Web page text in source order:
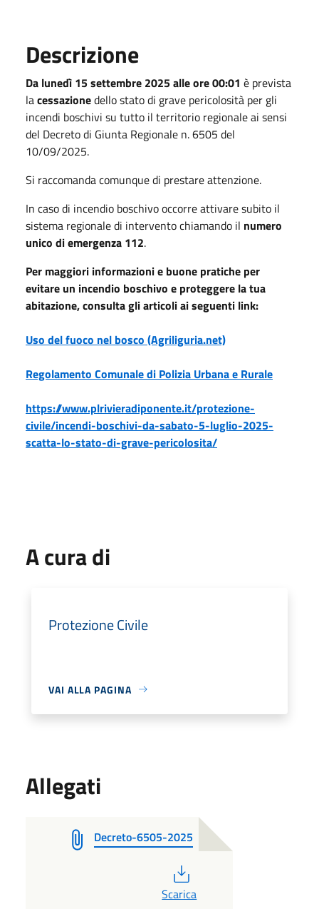
Descrizione
Da lunedì 15 settembre 2025 alle ore 00:01 è prevista
lacessazionedello stato di grave pericolosità per gli
incendi boschivi su tutto il territorio regionale ai sensi
del Decreto di Giunta Regionale n. 6505 del
10/09/2025.
Si raccomanda comunque di prestare attenzione.
In caso di incendio boschivo occorre attivare subito il
sistema regionale di intervento chiamando il numero
unico di emergenza 112.
Per maggiori informazioni e buone pratiche per
evitare un incendio boschivo e proteggere la tua
abitazione, consulta gli articoli ai seguenti link:
Uso del fuoco nel bosco (Agriliguria.net)
Regolamento Comunale di Polizia Urbana e Rurale
https://www.plrivieradiponente.it/protezione-
civile/incendi-boschivi-da-sabato-5-luglio-2025-
scatta-lo-stato-di-grave-pericolosita/
A cura di
Protezione Civile
VAI ALLA PAGINA
Allegati
Decreto-6505-2025
Scarica